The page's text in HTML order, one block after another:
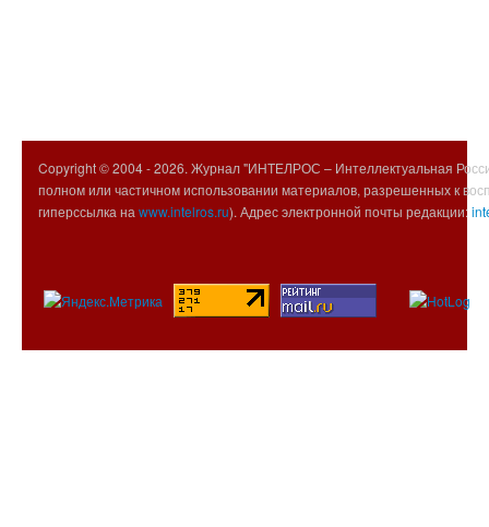
Copyright © 2004 -2026. Журнал "ИНТЕЛРОС – Интеллектуальная
полном или частичном использовании материалов, разрешенных к
гиперссылка на www.intelros.ru). Адрес электронной почты редакции: